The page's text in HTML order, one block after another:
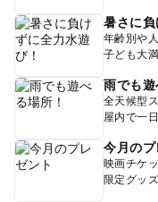
暑さに負
年齢別や
子ども大
雨でも遊
全天候型
屋内で一
今月のプ
映画チケ
限定グッ